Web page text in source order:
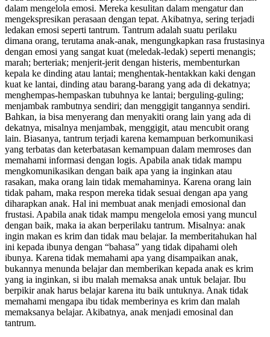
dalam mengelola emosi. Mereka kesulitan dalam mengatur dan
mengekspresikan perasaan dengan tepat. Akibatnya, sering terjadi
ledakan emosi seperti tantrum. Tantrum adalah suatu perilaku
dimana orang, terutama anak-anak, mengungkapkan rasa frustasinya
dengan emosi yang sangat kuat (meledak-ledak) seperti menangis;
marah; berteriak; menjerit-jerit dengan histeris, membenturkan
kepala ke dinding atau lantai; menghentak-hentakkan kaki dengan
kuat ke lantai, dinding atau barang-barang yang ada di dekatnya;
menghempas-hempaskan tubuhnya ke lantai; berguling-guling;
menjambak rambutnya sendiri; dan menggigit tangannya sendiri.
Bahkan, ia bisa menyerang dan menyakiti orang lain yang ada di
dekatnya, misalnya menjambak, menggigit, atau mencubit orang
lain. Biasanya, tantrum terjadi karena kemampuan berkomunikasi
yang terbatas dan keterbatasan kemampuan dalam memroses dan
memahami informasi dengan logis. Apabila anak tidak mampu
mengkomunikasikan dengan baik apa yang ia inginkan atau
rasakan, maka orang lain tidak memahaminya. Karena orang lain
tidak paham, maka respon mereka tidak sesuai dengan apa yang
diharapkan anak. Hal ini membuat anak menjadi emosional dan
frustasi. Apabila anak tidak mampu mengelola emosi yang muncul
dengan baik, maka ia akan berperilaku tantrum. Misalnya: anak
ingin makan es krim dan tidak mau belajar. Ia memberitahukan hal
ini kepada ibunya dengan “bahasa” yang tidak dipahami oleh
ibunya. Karena tidak memahami apa yang disampaikan anak,
bukannya menunda belajar dan memberikan kepada anak es krim
yang ia inginkan, si ibu malah memaksa anak untuk belajar. Ibu
berpikir anak harus belajar karena itu baik untuknya. Anak tidak
memahami mengapa ibu tidak memberinya es krim dan malah
memaksanya belajar. Akibatnya, anak menjadi emosinal dan
tantrum.